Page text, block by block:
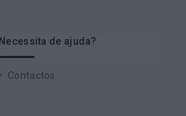
Necessita de ajuda?
Contactos